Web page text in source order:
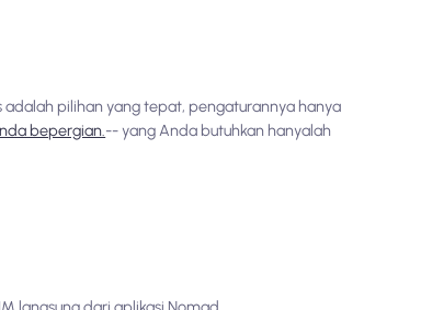
pilihan yang tepat, pengaturannya hanya
bepergian.-- yang Anda butuhkan hanyalah